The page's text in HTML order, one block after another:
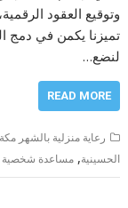
وتوقيع العقود
تميزنا يكمن في دمج
لنضع…
READ MORE
رعاية منزلية بالشهر مكة
الحسينية,مساعدة شخصية